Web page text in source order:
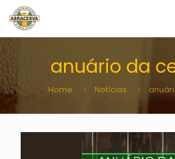
anuário da
Home Notícias